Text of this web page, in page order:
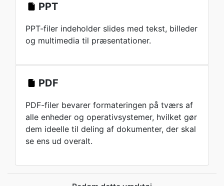
PPT
PPT-filer indeholder slides med tekst, billeder
og multimedia til præsentationer.
PDF
PDF-filer bevarer formateringen på tværs af
alle enheder og operativsystemer, hvilket gør
dem ideelle til deling af dokumenter, der skal
se ens ud overalt.